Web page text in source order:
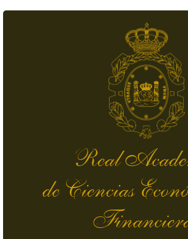
Real
de Ciencias